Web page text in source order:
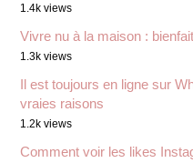
1.4k views
Vivre nu à la maison :
1.3k views
Il est toujours en ligne sur
vraies raisons
1.2k views
Comment voir les likes